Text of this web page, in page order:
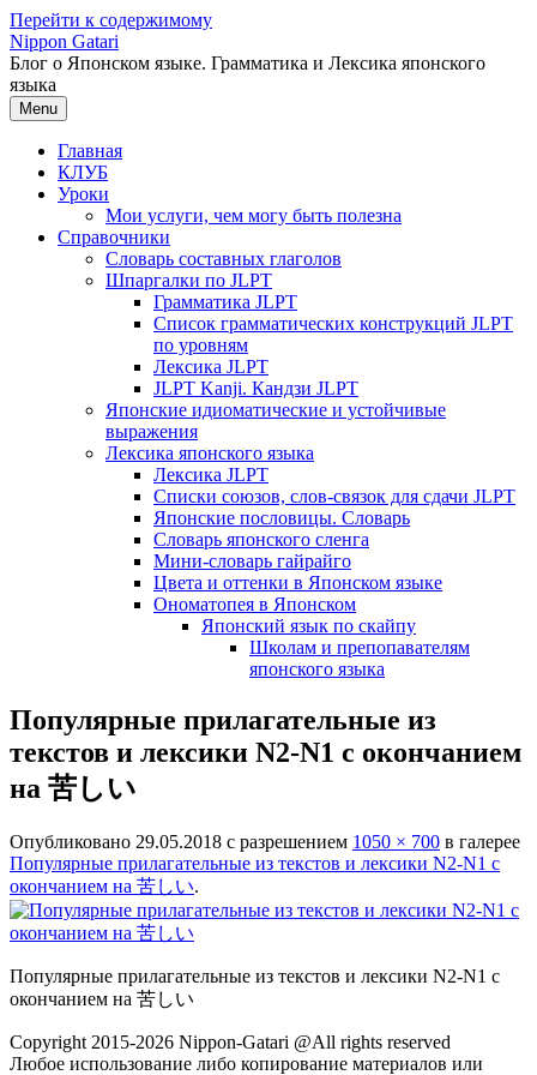
Перейти к содержимому
Nippon Gatari
Блог о Японском языке. Грамматика и Лексика японского
языка
Menu
Главная
КЛУБ
Уроки
Мои услуги, чем могу быть полезна
Справочники
Словарь составных глаголов
Шпаргалки по JLPT
Грамматика JLPT
Список грамматических конструкций JLPT
по уровням
Лексика JLPT
JLPT Kanji. Кандзи JLPT
Японские идиоматические и устойчивые
выражения
Лексика японского языка
Лексика JLPT
Списки союзов, слов-связок для сдачи JLPT
Японские пословицы. Словарь
Словарь японского сленга
Мини-словарь гайрайго
Цвета и оттенки в Японском языке
Ономатопея в Японском
Японский язык по скайпу
Школам и препопавателям
японского языка
Популярные прилагательные из
текстов и лексики N2-N1 с окончанием
на 苦しい
Опубликовано 29.05.2018 с разрешением 1050 × 700 в галерее
Популярные прилагательные из текстов и лексики N2-N1 с
окончанием на 苦しい.
Популярные прилагательные из текстов и лексики N2-N1 с
окончанием на 苦しい
Copyright 2015-2026 Nippon-Gatari @All rights reserved
Любое использование либо копирование материалов или